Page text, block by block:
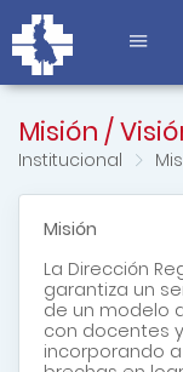
Misión /
Institucional
Misión
La Dirección
garantiza un
de un modelo
con docentes
incorporando